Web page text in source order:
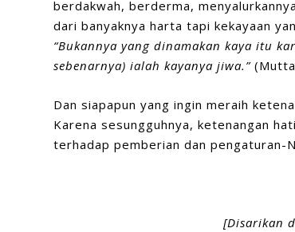
berdakwah, berderma,
dari banyaknya harta tapi kekayaan
“Bukannya yang dinamakan kaya itu
sebenarnya) ialah kayanya jiwa.”
Dan siapapun yang ingin meraih
Karena sesungguhnya, ketenangan
terhadap pemberian dan pengaturan-
[Disarikan